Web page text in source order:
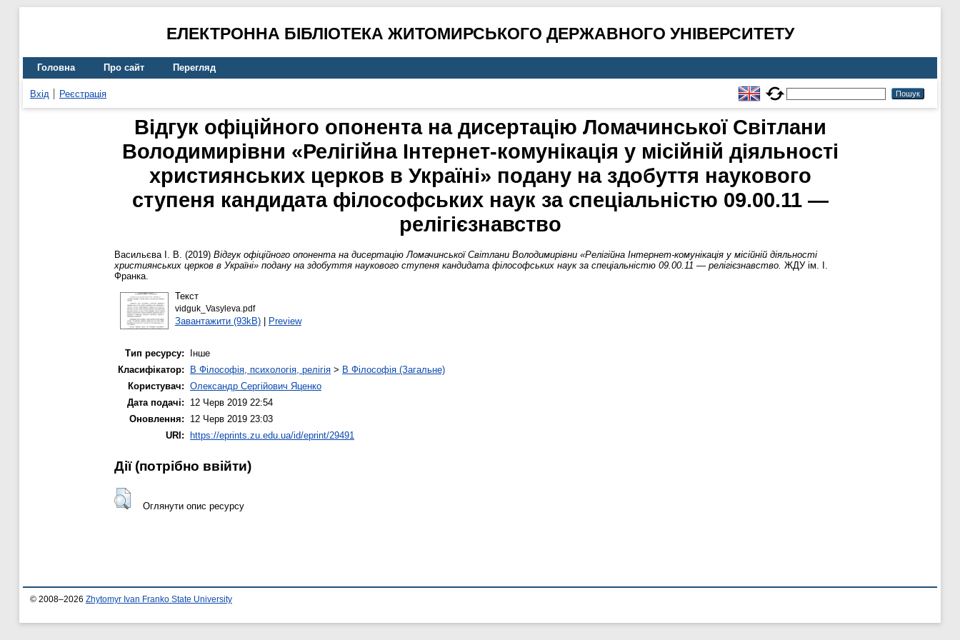
ЕЛЕКТРОННА БІБЛІОТЕКА ЖИТОМИРСЬКОГО ДЕРЖАВНОГО УНІВЕРСИТЕТУ
Головна Про сайт Перегляд
Вхід Реєстрація
Відгук офіційного опонента на дисертацію Ломачинської Світлани
Володимирівни «Релігійна Інтернет-комунікація у місійній діяльності
християнських церков в Україні» подану на здобуття наукового
ступеня кандидата філософських наук за спеціальністю 09.00.11 —
релігієзнавство
Васильєва І. В. (2019) Відгук офіційного опонента на дисертацію Ломачинської Світлани Володимирівни «Релігійна Інтернет-комунікація у місійній діяльності
християнських церков в Україні» подану на здобуття наукового ступеня кандидата філософських наук за спеціальністю 09.00.11 — релігієзнавство. ЖДУ ім. І.
Франка.
Текст
vidguk_Vasyleva.pdf
Завантажити (93kB)| Preview
Тип ресурсу:
Інше
Класифікатор:
B Філософія, психологія, релігія > B Філософія (Загальне)
Користувач: Олександр Сергійович Яценко
Дата подачі:
12 Черв 2019 22:54
Оновлення:
12 Черв 2019 23:03
URI:
https://eprints.zu.edu.ua/id/eprint/29491
Дії ​​(потрібно ввійти)
Оглянути опис ресурсу
© 2008–2026 Zhytomyr Ivan Franko State University